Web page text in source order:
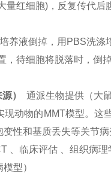
量红细胞)，反复传代后
养液倒掉，用PBS洗涤
，待细胞将脱落时，倒
源） 通派生物提供（大
现动物的MMT模型。
性和基质丢失等关节
、临床评估 、组织病
型）